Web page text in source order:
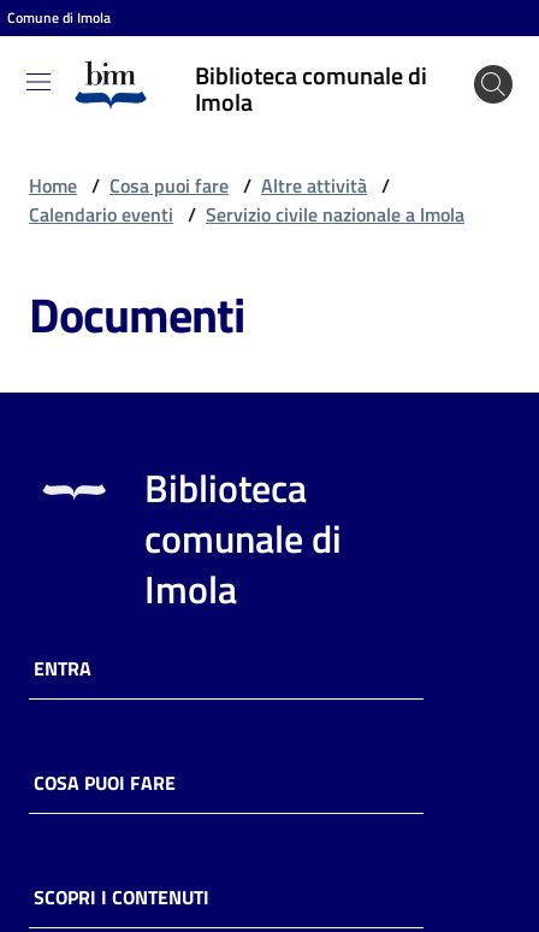
Vai al contenuto
Vai alla navigazione
Vai al footer
Comune di Imola
Biblioteca comunale di
Imola
Biblioteca
comunale
puoi
Risorse
online
Casa
Piani
Home / Cosa puoi fare / Altre attività /
Calendario eventi / Servizio civile nazionale a Imola
Documenti
Biblioteca
comunale di
Imola
ENTRA
COSA PUOI FARE
SCOPRI I CONTENUTI